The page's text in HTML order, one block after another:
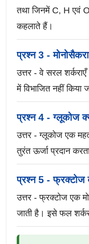
तथा जिनमें C, H एवं O
कहलाते हैं।
प्रश्न 3 -
उत्तर - वे सरल
में विभाजित नहीं किया
प्रश्न 4 - ग्लूकोज
उत्तर - ग्लूकोज एक
तुरंत ऊर्जा प्रदान
प्रश्न 5 - फ्रक्टोज
उत्तर - फ्रक्टोज एक
जाती है। इसे फल